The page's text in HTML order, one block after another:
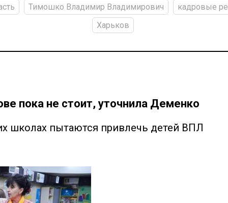
Тимошко Владимир Владимирович
кадровые
Харьков
пока не стоит, уточнила Деменко
школах пытаются привлечь детей ВПЛ